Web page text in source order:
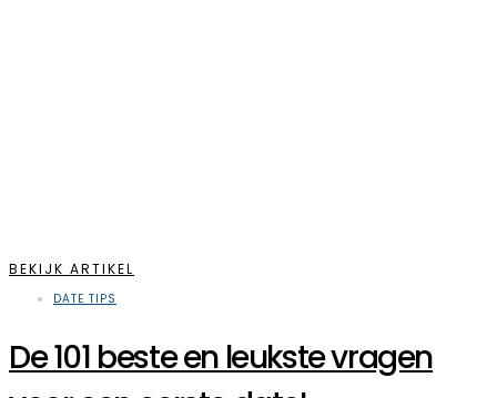
BEKIJK ARTIKEL
DATE TIPS
De 101 beste en leukste vragen